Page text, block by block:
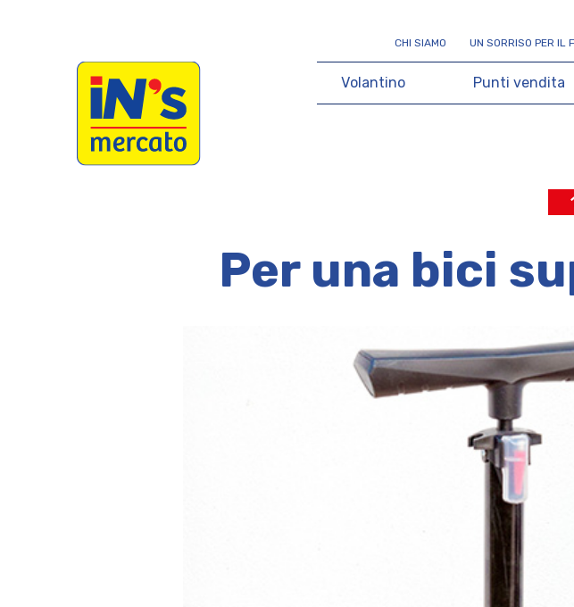
iN's Mercato
CHI SIAMO UN SORRISO PER IL F
Volantino Punti vendita
Per una bici